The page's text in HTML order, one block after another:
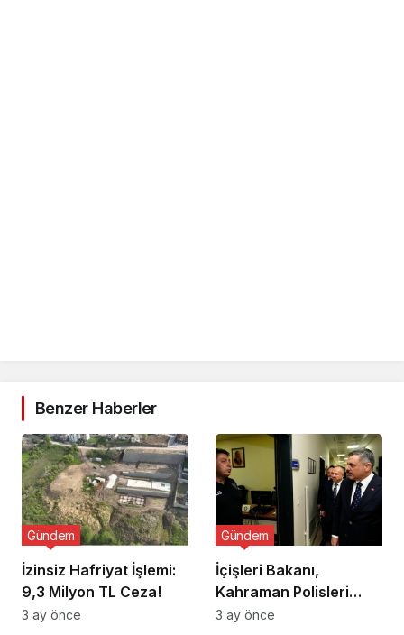
Benzer Haberler
İzinsiz Hafriyat İşlemi:
9,3 Milyon TL Ceza!
Gündem
3 ay önce
İçişleri Bakanı,
Kahraman Polisleri
Ziyaret Etti
Gündem
3 ay önce